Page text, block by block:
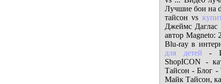
Лучшие бои на
тайсон vs
Джеймс
автор
Blu-ray в
для детей -
ShopICON -
Тайсон - Блог -
Майк Тайсон,